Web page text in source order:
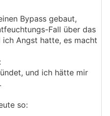
Bypass gebaut,
Fall über das
Angst hatte, es macht
und ich hätte mir
so: